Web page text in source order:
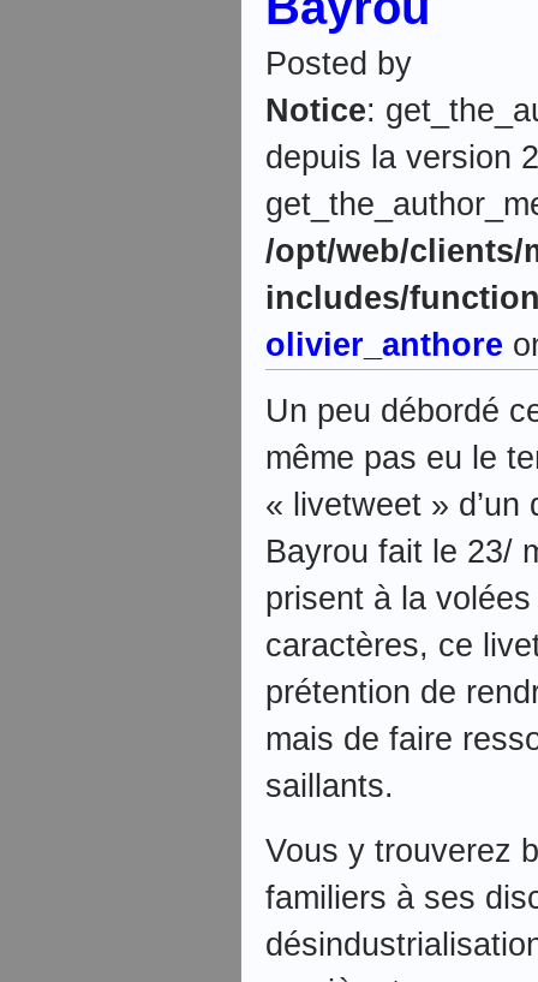
Posted by
Notice:
depuis la version
/opt/web/clients/
includes/
olivier_anthore
Un peu débordé
même pas eu le
« livetweet »
Bayrou fait le 23/
prisent à la
caractères, ce
prétention de
mais de faire
saillants.
Vous y trouverez
familiers à ses